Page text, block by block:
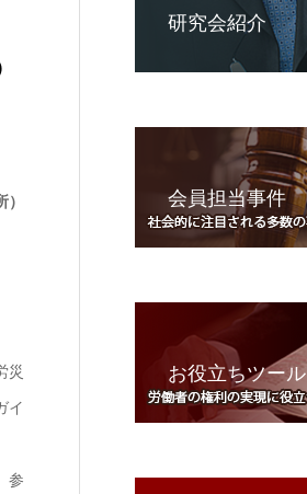
災
イ
参
研究会紹介
会員担当事件
お役立ちツール